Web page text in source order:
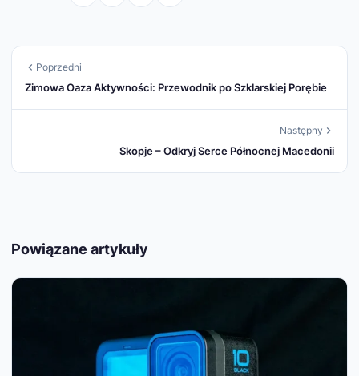
Poprzedni
Zimowa Oaza Aktywności: Przewodnik po Szklarskiej Porębie
Następny
Skopje – Odkryj Serce Północnej Macedonii
Powiązane artykuły